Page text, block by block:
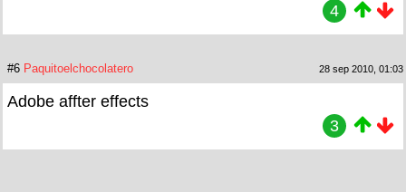
4
#6 Paquitoelchocolatero 28 sep 2010, 01:03
Adobe affter effects
3